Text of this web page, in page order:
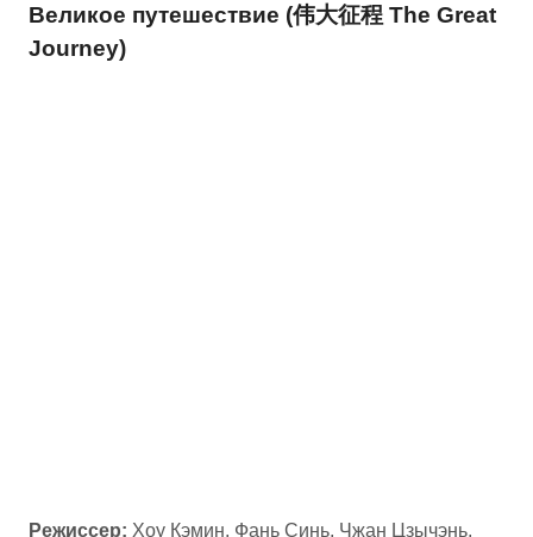
Великое путешествие (伟大征程 The Great
Journey)
Режиссер: Хоу Кэмин, Фань Синь, Чжан Цзычэнь,